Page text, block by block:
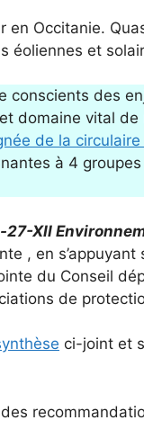
en Occitanie.
éoliennes et
conscients des
domaine vital
de la circulaire
à 4
27-XII
, en
du Conseil
de
ci-joint et